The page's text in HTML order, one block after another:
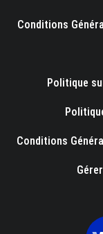
Conditions
Politique
Conditions